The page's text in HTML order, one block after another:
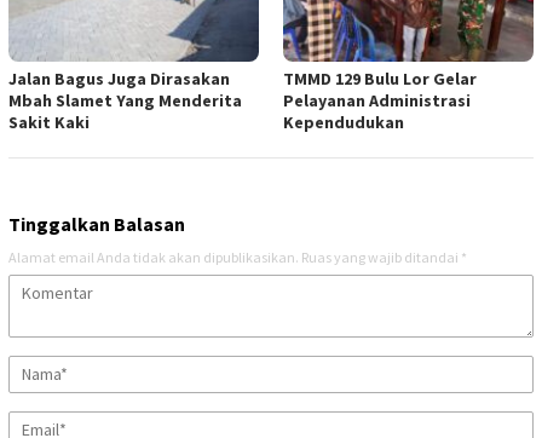
Jalan Bagus Juga Dirasakan
Mbah Slamet Yang Menderita
Sakit Kaki
TMMD 129 Bulu Lor Gelar
Pelayanan Administrasi
Kependudukan
Tinggalkan Balasan
Alamat email Anda tidak akan dipublikasikan. Ruas yang wajib ditandai *